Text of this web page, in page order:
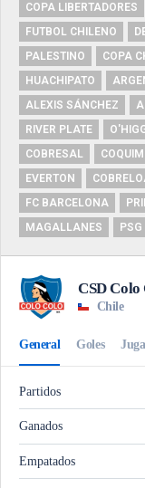
COPA LIBERTADORES
FUTBOL CHILENO
PALESTINO
COPA
HUACHIPATO
ALEXIS SÁNCHEZ
RIVER PLATE
COBRESAL
EVERTON
FC BARCELONA
MAGALLANES
PSG